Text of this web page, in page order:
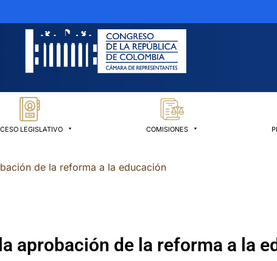
LEGISLATIVO COMISIONES
de la reforma a la educación
aprobación de la reforma a la